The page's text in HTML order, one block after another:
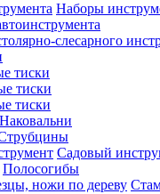
Наборы
слесарного
тиски
тиски
тиски
Наковальни
Садовый
Полосогибы